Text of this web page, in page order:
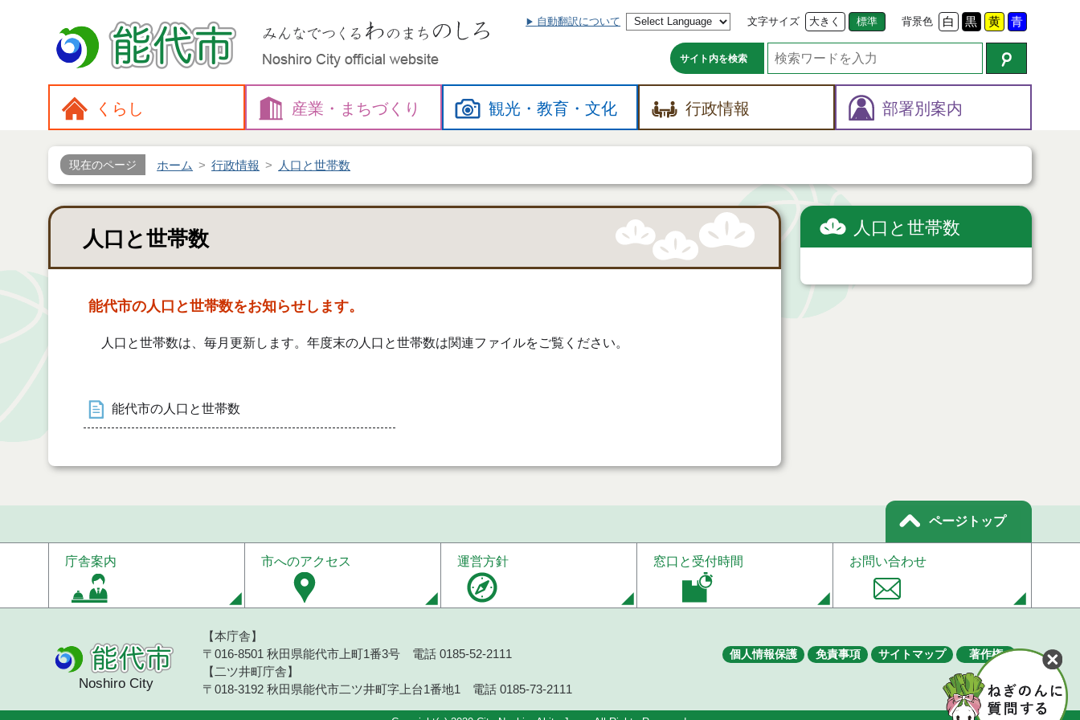
自動翻訳について 文字サイズ 大きく 標準 背景色 白 黒 黄 青
サイト内を検索
くらし 産業・ まちづくり 観光・教育・文化 行政情報 部署別案内
現在のページ ホーム 行政情報 人口と世帯数
人口と世帯数
能代市の人口と世帯数をお知らせします。
人口と世帯数は、毎月更新します。年度末の人口と世帯数は関連ファイルをご覧ください。
能代市の人口と世帯数
人口と世帯数
ページトップ
庁舎案内 市へのアクセス 運営方針 窓口と受付時間 お問い合わせ
個人情報保護 免責事項 サイトマップ 著作権
Noshiro City
【本庁舎】
〒016-8501 秋田県能代市上町1番3号 電話 0185-52-2111
【二ツ井町庁舎】
〒018-3192 秋田県能代市二ツ井町字上台1番地1 電話 0185-73-2111